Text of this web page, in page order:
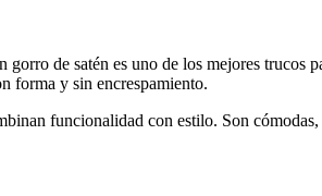
de satén es uno de los mejores trucos
forma y sin encrespamiento.
funcionalidad con estilo. Son